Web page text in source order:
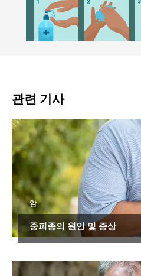
관련 기사
암
중피종의 원인 및 증상